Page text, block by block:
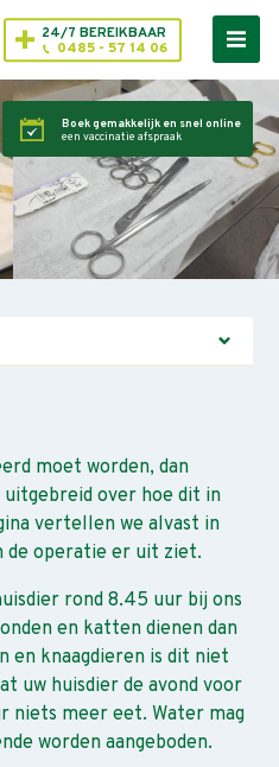
24/7 BEREIKBAAR
0485 - 57 14 06
Boek gemakkelijk en snel online
een vaccinatie afspraak
moet worden, dan
over hoe dit in
vertellen we alvast in
de operatie er uit ziet.
rond 8.45 uur bij ons
en katten dienen dan
en knaagdieren is dit niet
uw huisdier de avond voor
niets meer eet. Water mag
worden aangeboden.